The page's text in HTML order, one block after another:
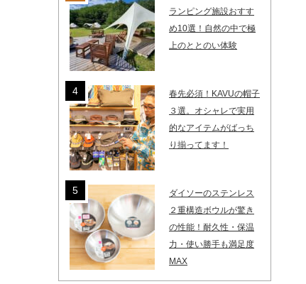
ランピング施設おすす
め10選！自然の中で極
上のととのい体験
春先必須！KAVUの帽子
３選。オシャレで実用
的なアイテムがばっち
り揃ってます！
ダイソーのステンレス
２重構造ボウルが驚き
の性能！耐久性・保温
力・使い勝手も満足度
MAX